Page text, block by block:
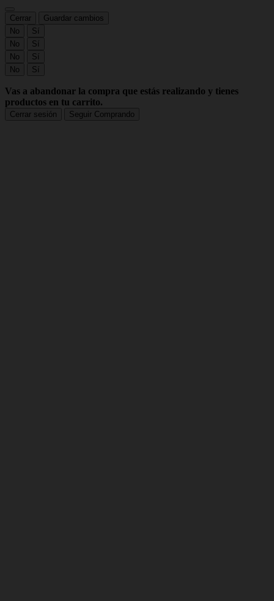
Cerrar
Guardar cambios
No
Sí
No
Sí
No
Sí
No
Sí
Vas a abandonar la compra que estás realizando y tienes
productos en tu carrito.
Cerrar sesión Seguir Comprando